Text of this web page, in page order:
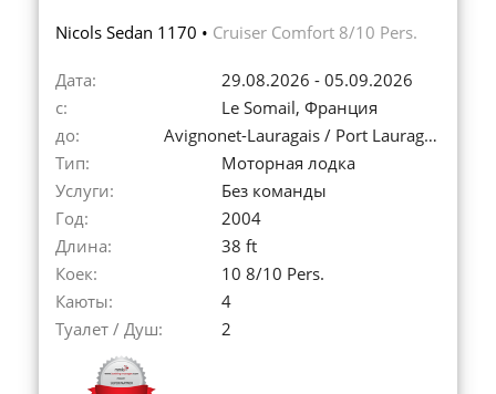
Nicols Sedan 1170 • Cruiser Comfort 8/10 Pers.
Дата:
29.08.2026 - 05.09.2026
с:
Le Somail, Франция
до:
Avignonet-Lauragais / Port Lauragais, Франция
Тип:
Моторная лодка
Услуги:
Без команды
Год:
2004
Длина:
38 ft
Коек:
10 8/10 Pers.
Каюты:
4
Туалет / Душ:
2